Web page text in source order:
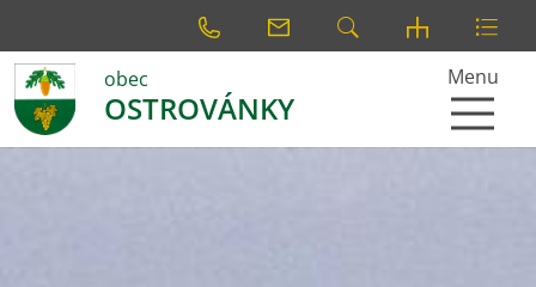
obec
OSTROVÁNKY
Menu